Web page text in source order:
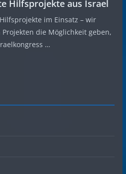
Hilfsprojekte aus Israel
im Einsatz – wir
die Möglichkeit geben,
…